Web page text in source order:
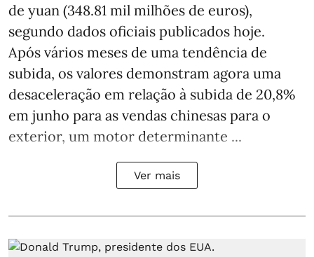
de yuan (348.81 mil milhões de euros),
segundo dados oficiais publicados hoje.
Após vários meses de uma tendência de
subida, os valores demonstram agora uma
desaceleração em relação à subida de 20,8%
em junho para as vendas chinesas para o
exterior, um motor determinante ...
Ver mais